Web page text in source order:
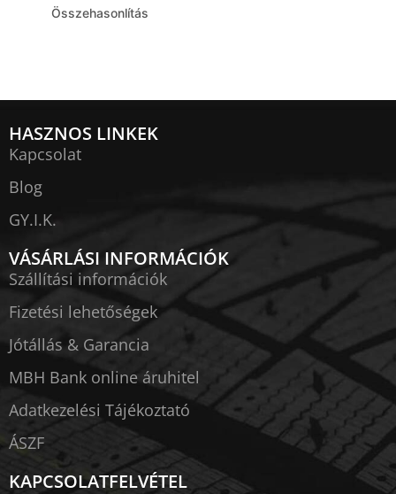
Összehasonlítás
HASZNOS LINKEK
Kapcsolat
Blog
GY.I.K.
VÁSÁRLÁSI INFORMÁCIÓK
Szállítási információk
Fizetési lehetőségek
Jótállás & Garancia
MBH Bank online áruhitel
Adatkezelési Tájékoztató
ÁSZF
KAPCSOLATFELVÉTEL